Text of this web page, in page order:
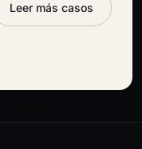
Leer más casos